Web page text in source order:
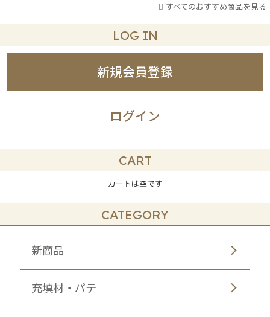
すべてのおすすめ商品を見る
LOG IN
ログイン
新規会員登録
CART
カートは空です
CATEGORY
新商品
充填材・パテ